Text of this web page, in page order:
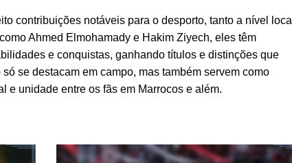
Norwegian (NO)
Greek (GR)
Portuguese (PT)
Spanish (MX)
Italian (IT)
contribuições notáveis para o desporto, tanto a nível local
Ahmed Elmohamady e Hakim Ziyech, eles têm
e conquistas, ganhando títulos e distinções que
se destacam em campo, mas também servem como
e unidade entre os fãs em Marrocos e além.